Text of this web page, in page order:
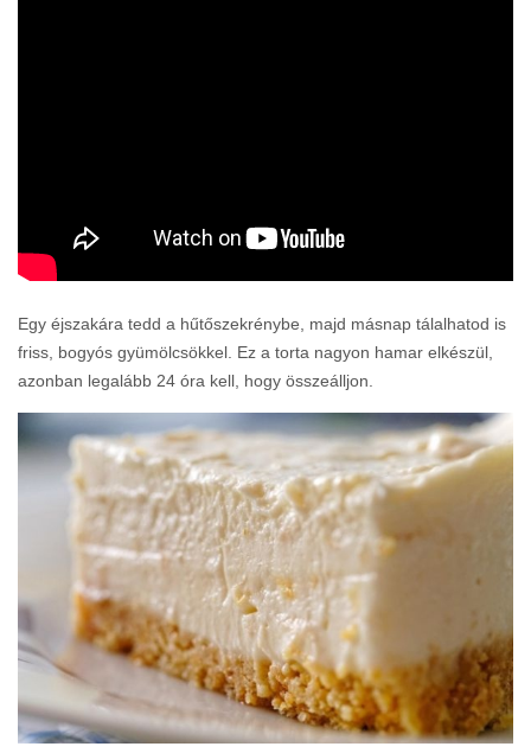
Egy éjszakára tedd a hűtőszekrénybe, majd másnap tálalhatod is
friss, bogyós gyümölcsökkel. Ez a torta nagyon hamar elkészül,
azonban legalább 24 óra kell, hogy összeálljon.